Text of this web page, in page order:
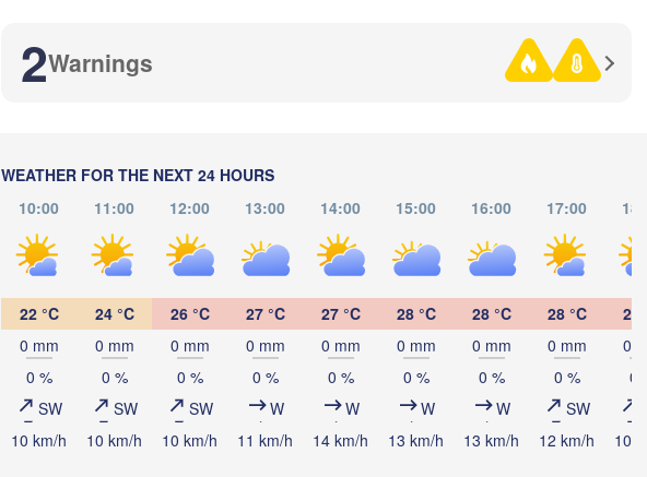
2Warnings
WEATHER FOR THE NEXT 24 HOURS
10:00
11:00 12:00 13:00 14:00 15:00 16:00 17:00
22 °C
0 mm
0 %
SW
10 km/h
24 °C
0 mm
0 %
SW
10 km/h
26 °C
0 mm
0 %
SW
10 km/h
27 °C
0 mm
0 %
W
11 km/h
27 °C
0 mm
0 %
W
14 km/h
28 °C
0 mm
0 %
W
13 km/h
28 °C
0 mm
0 %
W
13 km/h
28 °C
0 mm
0 %
SW
12 km/h
28
0
0
10
Қостанай
(Omsk)
Астана
(Astana)
Екібастұз
(Ekibastuz)
Қарағанды